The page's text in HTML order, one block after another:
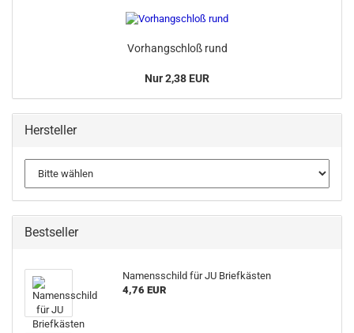
Vorhangschloß rund
Nur 2,38 EUR
Hersteller
Bestseller
Namensschild für JU Briefkästen
4,76 EUR